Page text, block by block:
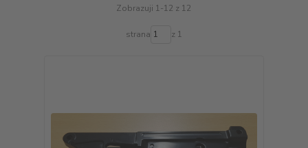
Zobrazuji 1-12 z 12
strana z 1